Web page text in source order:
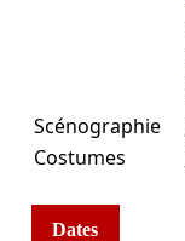
Scénographie
Costumes
Dates